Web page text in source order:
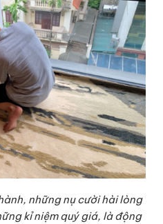
những nụ cười hài lòng
kỉ niệm quý giá, là động